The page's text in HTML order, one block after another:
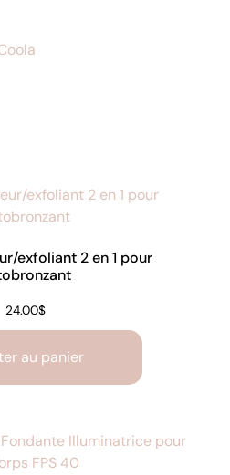
exfoliant 2 en 1 pour
24.00$
au panier